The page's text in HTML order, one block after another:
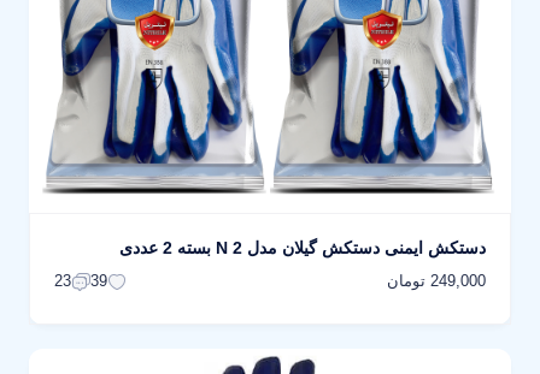
دستکش ایمنی دستکش گیلان مدل N 2 بسته 2 عددی
249,000 تومان 39
23